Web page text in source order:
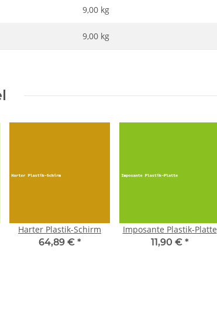
9,00 kg
9,00 kg
Harter Plastik-Schirm
64,89 € *
Imposante Plastik-Platte
11,90 € *